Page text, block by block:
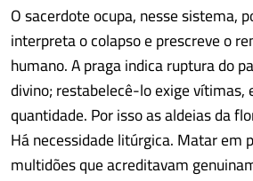
O sacerdote ocupa, nesse sistema,
interpreta o colapso e prescreve o
humano. A praga indica ruptura do
divino; restabelecê-lo exige vítimas,
quantidade. Por isso as aldeias da
Há necessidade litúrgica. Matar em
multidões que acreditavam